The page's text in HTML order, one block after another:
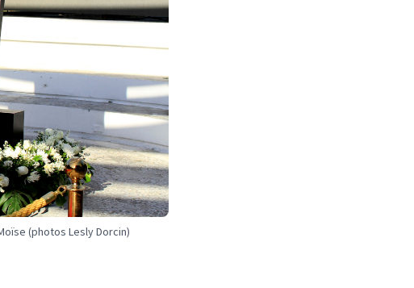
(photos Lesly Dorcin)